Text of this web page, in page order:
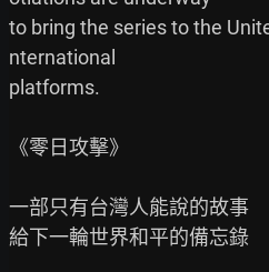
to bring the series to the
nternational
platforms.
《零日攻擊》
一部只有台灣人能說的故事
給下一輪世界和平的備忘錄